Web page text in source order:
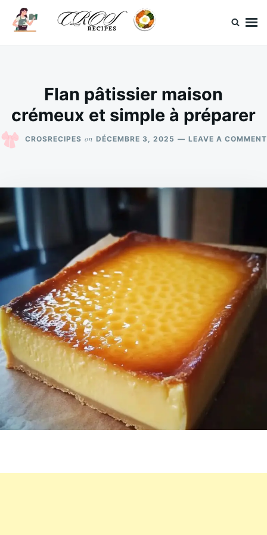
SkipSearch
for:
Flan pâtissier maison
crémeux et simple à préparer
CROSRECIPES on DÉCEMBRE 3, 2025 LEAVE A COMMENT